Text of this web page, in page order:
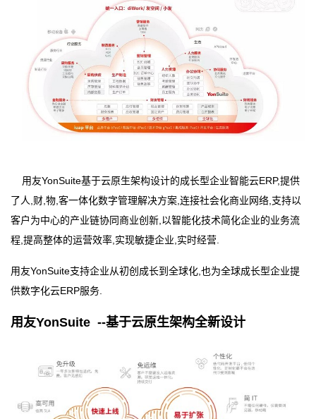
用友YonSuite基于云原生架构设计的成长型企业智能云ERP,提供
了人 财 物 客一体化数字管理解决方案 连接社会化商业网络 支持以
客户为中心的产业链协同商业创新 以智能化技术简化企业的业务流
程 提高整体的运营效率 实现敏捷企业 实时经营
用友YonSuite支持企业从初创成长到全球化 也为全球成长型企业提
供数字化云ERP服务
用友YonSuite --基于云原生架构全新设计